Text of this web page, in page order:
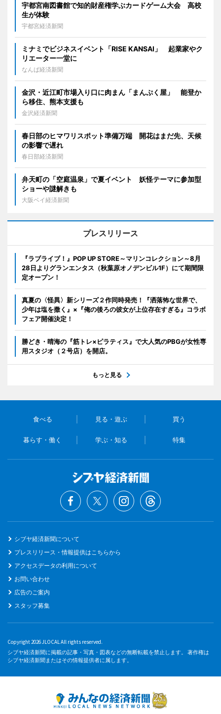
宇都宮南図書館で知的財産権学ぶカードゲーム大会 高校
生が体験
宇都宮経済新聞
ミナミでビジネスイベント「RISE KANSAI」 起業家やク
リエーター一堂に
なんば経済新聞
金沢・近江町市場入り口に肉まん「まんぷく屋」 能登か
ら移住、熊本支援も
金沢経済新聞
春日部のヒマワリスポット準備万端 開花はまだ先、天候
の影響で遅れ
春日部経済新聞
弁天町の「空庭温泉」で夏イベント 妖怪テーマに参加型
ショーや謎解きも
大阪ベイ経済新聞
プレスリリース
『ラブライブ！』POP UP STORE～マリンコレクション～8月
28日よりグランエンタス（秋葉原オノデンビル1F）にて期間限
定オープン！
真夏の〈怪異〉新シリーズ２作同時発売！『洒落怖な世界で、
少年は塩を撒く』×『俺の後ろの彼女が上位存在すぎる』コラボ
フェア開催決定！
勝どき・晴海の『筋トレ×ピラティス』で大人気のPBGが女性専
用スタジオ（２号店）を開店。
もっと見る
食べる 見る・遊ぶ 買う
暮らす・働く 学ぶ・知る 特集
シブヤ経済新聞について
プレスリリース・情報提供はこちらから
アクセスデータの利用について
お問い合わせ
広告のご案内
スタッフ募集
Copyright 2026 JLOCAL All rights reserved.
シブヤ経済新聞に掲載の記事・写真・図表などの無断転載を禁止します。 著作権は
シブヤ経済新聞またはその情報提供者に属します。